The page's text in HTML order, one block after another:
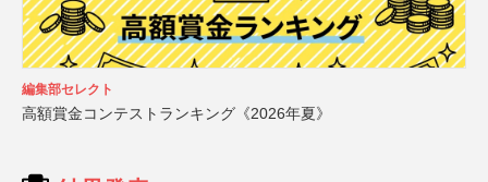
編集部セレクト
高額賞金コンテストランキング《2026年夏》